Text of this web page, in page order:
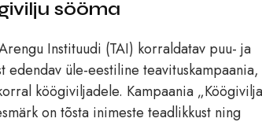
sööma
Instituudi (TAI) korraldatav puu- ja
edendav üle-eestiline teavituskampaania,
köögiviljadele. Kampaania
on tõsta inimeste teadlikkust ning